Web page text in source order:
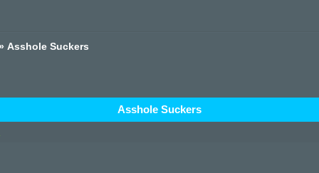
Asshole Suckers
Asshole Suckers